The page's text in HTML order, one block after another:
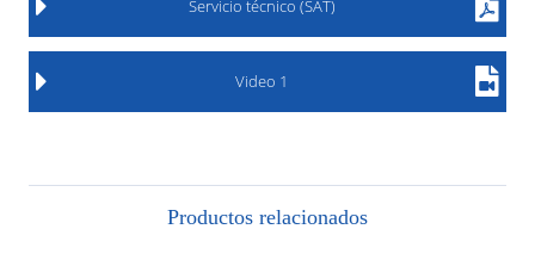
Servicio técnico (SAT)
Video 1
Productos relacionados